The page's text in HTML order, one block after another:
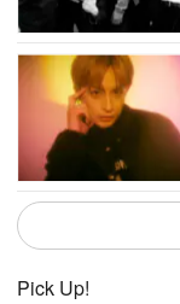
Pick Up!